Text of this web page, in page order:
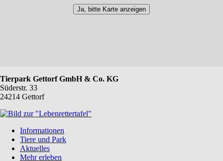
Ja, bitte Karte anzeigen
Tierpark Gettorf GmbH & Co. KG
Süderstr. 33
24214 Gettorf
Navigation
überspringen
Informationen
Tiere und Park
Aktuelles
Mehr erleben